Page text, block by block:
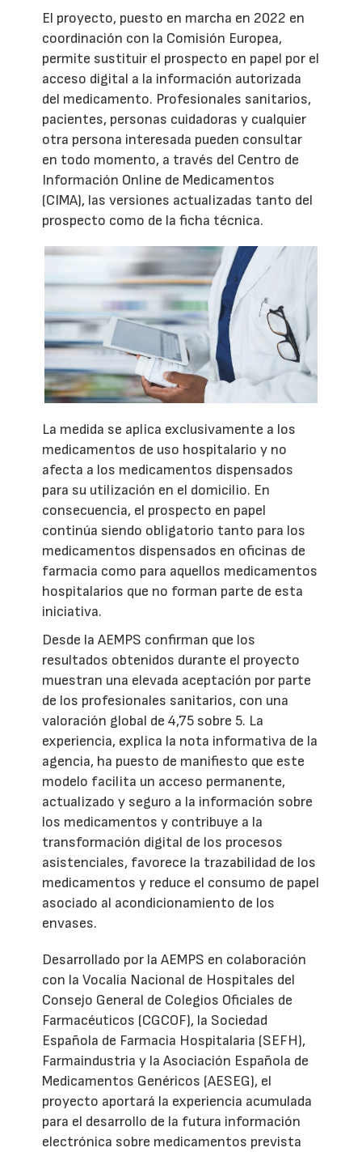
El proyecto, puesto en marcha en 2022 en
coordinación con la Comisión Europea,
permite sustituir el prospecto en papel por el
acceso digital a la información autorizada
del medicamento. Profesionales sanitarios,
pacientes, personas cuidadoras y cualquier
otra persona interesada pueden consultar
en todo momento, a través del Centro de
Información Online de Medicamentos
(CIMA), las versiones actualizadas tanto del
prospecto como de la ficha técnica.
La medida se aplica exclusivamente a los
medicamentos de uso hospitalario y no
afecta a los medicamentos dispensados
para su utilización en el domicilio. En
consecuencia, el prospecto en papel
continúa siendo obligatorio tanto para los
medicamentos dispensados en oficinas de
farmacia como para aquellos medicamentos
hospitalarios que no forman parte de esta
iniciativa.
Desde la AEMPS confirman que los
resultados obtenidos durante el proyecto
muestran una elevada aceptación por parte
de los profesionales sanitarios, con una
valoración global de 4,75 sobre 5. La
experiencia, explica la nota informativa de la
agencia, ha puesto de manifiesto que este
modelo facilita un acceso permanente,
actualizado y seguro a la información sobre
los medicamentos y contribuye a la
transformación digital de los procesos
asistenciales, favorece la trazabilidad de los
medicamentos y reduce el consumo de papel
asociado al acondicionamiento de los
envases.
Desarrollado por la AEMPS en colaboración
con la Vocalía Nacional de Hospitales del
Consejo General de Colegios Oficiales de
Farmacéuticos (CGCOF), la Sociedad
Española de Farmacia Hospitalaria (SEFH),
Farmaindustria y la Asociación Española de
Medicamentos Genéricos (AESEG), el
proyecto aportará la experiencia acumulada
para el desarrollo de la futura información
electrónica sobre medicamentos prevista